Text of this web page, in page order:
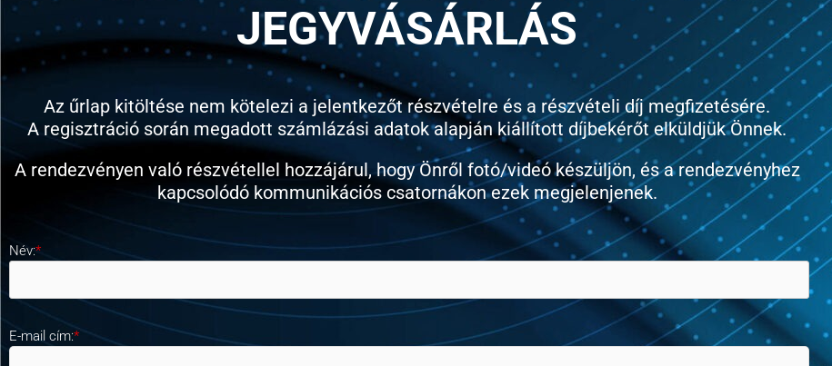
JEGYVÁSÁRLÁS
Az űrlap kitöltése nem kötelezi a jelentkezőt részvételre és a részvételi díj megfizetésére.
A regisztráció során megadott számlázási adatok alapján kiállított díjbekérőt elküldjük Önnek.
A rendezvényen való részvétellel hozzájárul, hogy Önről fotó/videó készüljön, és a rendezvényhez
kapcsolódó kommunikációs csatornákon ezek megjelenjenek.
Név:*
E-mail cím:*